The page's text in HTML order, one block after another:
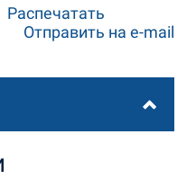
Распечатать
Отправить на e-mail